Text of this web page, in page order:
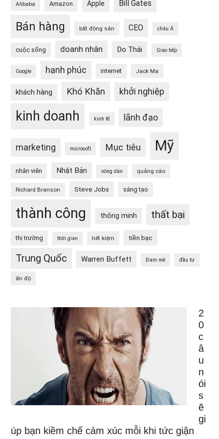
Alibaba Amazon Apple Bill Gates
Bán hàng bất động sản CEO châu Á
cuộc sống doanh nhân Do Thái Giao tiếp
Google hạnh phúc internet Jack Ma
khách hàng Khó Khăn khởi nghiệp
kinh doanh kinh tế lãnh đạo
marketing microsoft Mục tiêu Mỹ
nhân viên Nhật Bản nông dân quảng cáo
Richard Branson Steve Jobs sáng tạo
thành công thông minh thất bại
thị trường thời gian tiết kiệm tiền bạc
Trung Quốc Warren Buffett Đam mê đầu tư
ấn độ
2
0
c
â
u
n
ói
s
ẽ
gi
úp bạn kiềm chế cảm xúc mỗi khi tức giận